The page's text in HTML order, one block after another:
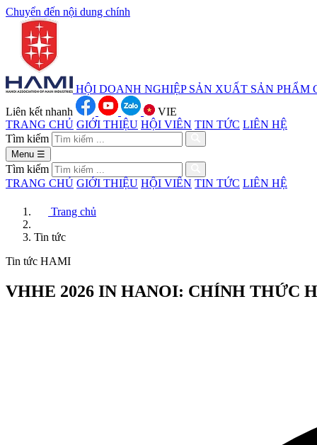
Chuyển đến nội dung chính
HỘI DOANH NGHIỆP SẢN XUẤT SẢN PHẨM
Liên kết nhanh
VIE
TRANG CHỦ GIỚI THIỆU HỘI VIÊN TIN TỨC LIÊN HỆ
Tìm kiếm
Menu ☰
Tìm kiếm
TRANG CHỦ GIỚI THIỆU HỘI VIÊN TIN TỨC LIÊN HỆ
Trang chủ
Tin tức
Tin tức HAMI
VHHE 2026 IN HANOI: CHÍNH THỨC